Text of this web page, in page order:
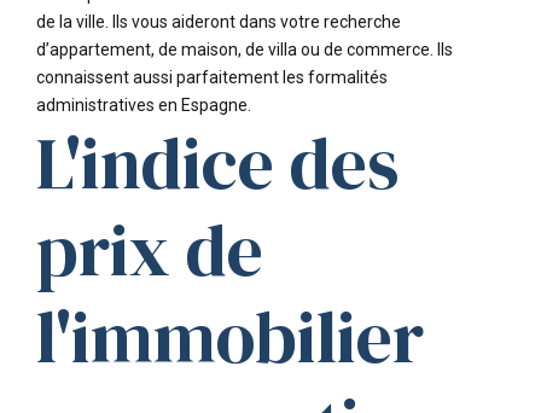
de la ville. Ils vous aideront dans votre recherche
d’appartement, de maison, de villa ou de commerce. Ils
connaissent aussi parfaitement les formalités
administratives en Espagne.
L'indice des
prix de
l'immobilier